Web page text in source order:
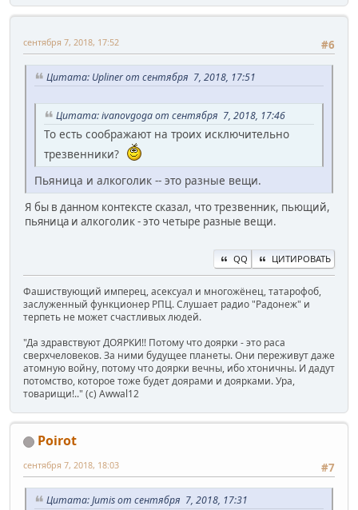
#6
сентября 7, 2018, 17:52
Цитата: Upliner от сентября 7, 2018, 17:51
Цитата: ivanovgoga от сентября 7, 2018, 17:46
То есть соображают на троих исключительно
трезвенники?
Пьяница и алкоголик -- это разные вещи.
Я бы в данном контексте сказал, что трезвенник, пьющий,
пьяница и алкоголик - это четыре разные вещи.
QQ ЦИТИРОВАТЬ
Фашиствующий имперец, асексуал и многожёнец, татарофоб,
заслуженный функционер РПЦ. Слушает радио "Радонеж" и
терпеть не может счастливых людей.
"Да здравствуют ДОЯРКИ!! Потому что доярки - это раса
сверхчеловеков. За ними будущее планеты. Они переживут даже
атомную войну, потому что доярки вечны, ибо хтоничны. И дадут
потомство, которое тоже будет доярами и доярками. Ура,
товарищи!.." (c) Awwal12
Poirot
#7
сентября 7, 2018, 18:03
Цитата: Jumis от сентября 7, 2018, 17:31